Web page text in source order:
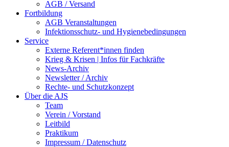
AGB / Versand
Fortbildung
AGB Veranstaltungen
Infektionsschutz- und Hygienebedingungen
Service
Externe Referent*innen finden
Krieg & Krisen | Infos für Fachkräfte
News-Archiv
Newsletter / Archiv
Rechte- und Schutzkonzept
Über die AJS
Team
Verein / Vorstand
Leitbild
Praktikum
Impressum / Datenschutz